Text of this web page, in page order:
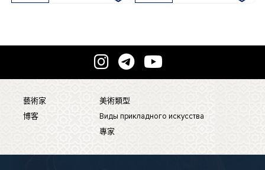
藝術家
博客
美術類型
Виды прикладного искусства
專家